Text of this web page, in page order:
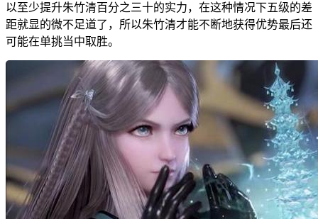
以至少提升朱竹清百分之三十的实力，在这种情况下五级的差
距就显的微不足道了，所以朱竹清才能不断地获得优势最后还
可能在单挑当中取胜。